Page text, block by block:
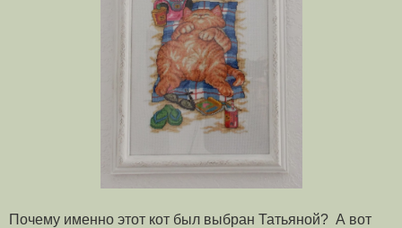
Почему именно этот кот был выбран Татьяной? А вот